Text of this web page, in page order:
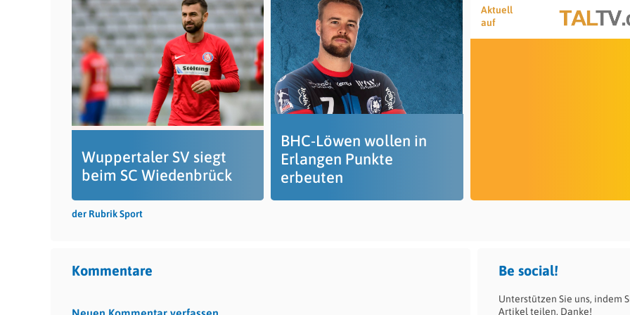
Wuppertaler SV siegt
beim SC Wiedenbrück
BHC-Löwen wollen in
Erlangen Punkte
erbeuten
Aktuell
auf
der Rubrik Sport
Kommentare Be social!
Unterstützen Sie uns, indem
Artikel teilen. Danke!